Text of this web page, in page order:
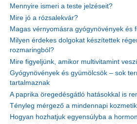
Mennyire ismeri a teste jelzéseit?
Mire jó a rózsalekvár?
Magas vérnyomásra gyógynövények és
Milyen érdekes dolgokat készítettek
rozmaringból?
Mire figyeljünk, amikor multivitamint
Gyógynövények és gyümölcsök – sok
tartalmaznak
A paprika öregedésgátló hatásokkal is
Tényleg mérgező a mindennapi
Hogyan hozhatjuk egyensúlyba a